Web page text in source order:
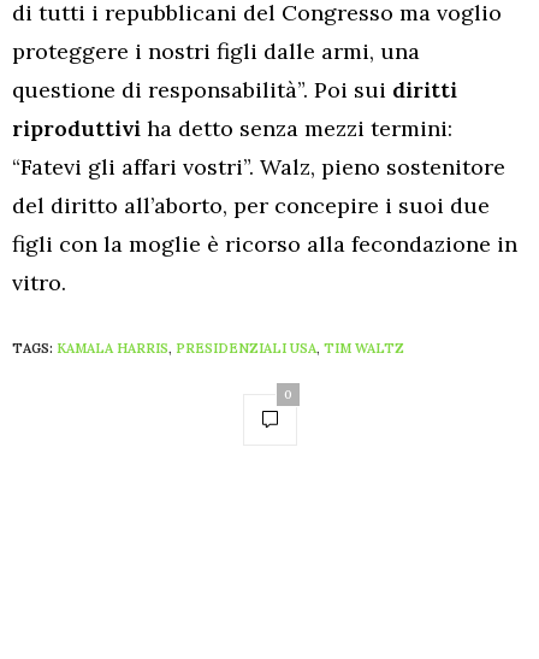
di tutti i repubblicani del Congresso ma voglio
proteggere i nostri figli dalle armi, una
questione di responsabilità”. Poi sui diritti
riproduttivi ha detto senza mezzi termini:
“Fatevi gli affari vostri”. Walz, pieno sostenitore
del diritto all’aborto, per concepire i suoi due
figli con la moglie è ricorso alla fecondazione in
vitro.
TAGS: KAMALA HARRIS, PRESIDENZIALI USA, TIM WALTZ
0